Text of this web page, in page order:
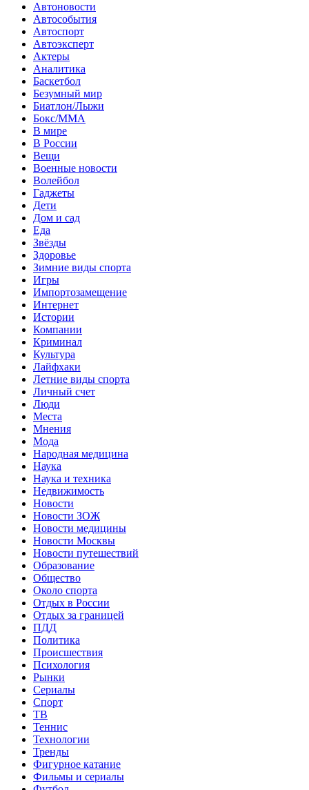
Автоновости
Автособытия
Автоспорт
Автоэксперт
Актеры
Аналитика
Баскетбол
Безумный мир
Биатлон/Лыжи
Бокс/MMA
В мире
В России
Вещи
Военные новости
Волейбол
Гаджеты
Дети
Дом и сад
Еда
Звёзды
Здоровье
Зимние виды спорта
Игры
Импортозамещение
Интернет
Истории
Компании
Криминал
Культура
Лайфхаки
Летние виды спорта
Личный счет
Люди
Места
Мнения
Мода
Народная медицина
Наука
Наука и техника
Недвижимость
Новости
Новости ЗОЖ
Новости медицины
Новости Москвы
Новости путешествий
Образование
Общество
Около спорта
Отдых в России
Отдых за границей
ПДД
Политика
Происшествия
Психология
Рынки
Сериалы
Спорт
ТВ
Теннис
Технологии
Тренды
Фигурное катание
Фильмы и сериалы